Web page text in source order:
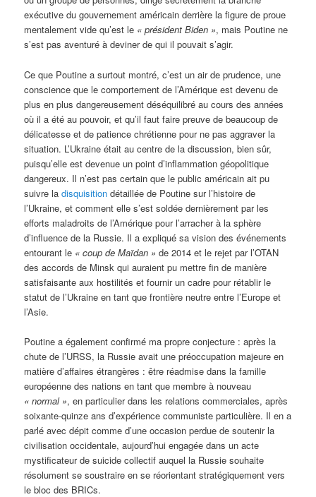
exécutive du gouvernement américain derrière la figure de proue
mentalement vide qu’est le « président Biden », mais Poutine ne
s’est pas aventuré à deviner de qui il pouvait s’agir.
Ce que Poutine a surtout montré, c’est un air de prudence, une
conscience que le comportement de l’Amérique est devenu de
plus en plus dangereusement déséquilibré au cours des années
où il a été au pouvoir, et qu’il faut faire preuve de beaucoup de
délicatesse et de patience chrétienne pour ne pas aggraver la
situation. L’Ukraine était au centre de la discussion, bien sûr,
puisqu’elle est devenue un point d’inflammation géopolitique
dangereux. Il n’est pas certain que le public américain ait pu
suivre ladisquisition détaillée de Poutine sur l’histoire de
l’Ukraine, et comment elle s’est soldée dernièrement par les
efforts maladroits de l’Amérique pour l’arracher à la sphère
d’influence de la Russie. Il a expliqué sa vision des événements
entourant le « coup de Maïdan » de 2014 et le rejet par l’OTAN
des accords de Minsk qui auraient pu mettre fin de manière
satisfaisante aux hostilités et fournir un cadre pour rétablir le
statut de l’Ukraine en tant que frontière neutre entre l’Europe et
l’Asie.
Poutine a également confirmé ma propre conjecture : après la
chute de l’URSS, la Russie avait une préoccupation majeure en
matière d’affaires étrangères : être réadmise dans la famille
européenne des nations en tant que membre à nouveau
« normal », en particulier dans les relations commerciales, après
soixante-quinze ans d’expérience communiste particulière. Il en a
parlé avec dépit comme d’une occasion perdue de soutenir la
civilisation occidentale, aujourd’hui engagée dans un acte
mystificateur de suicide collectif auquel la Russie souhaite
résolument se soustraire en se réorientant stratégiquement vers
le bloc des BRICs.